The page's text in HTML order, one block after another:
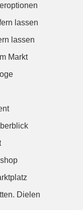
lassen
lassen
Markt
Dielen